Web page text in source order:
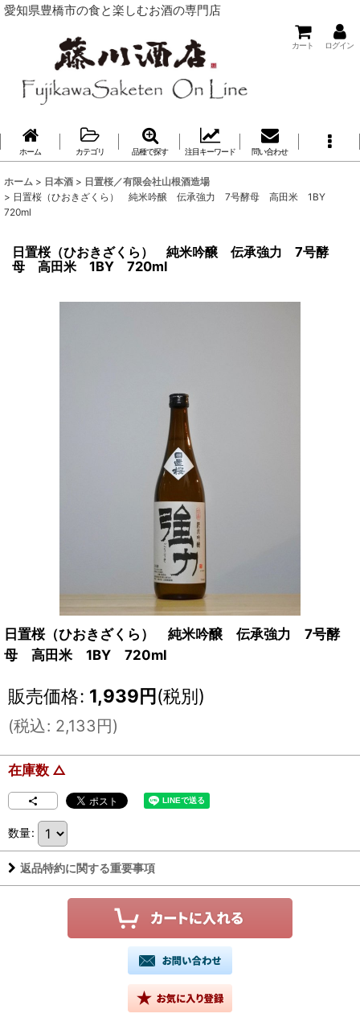
愛知県豊橋市の食と楽しむお酒の専門店
カート ログイン
ホーム カテゴリ 品種で探す 注目キーワード 問い合わせ
ホーム > 日本酒 > 日置桜／有限会社山根酒造場
> 日置桜（ひおきざくら） 純米吟醸 伝承強力 7号酵母 高田米 1BY
720ml
日置桜（ひおきざくら） 純米吟醸 伝承強力 7号酵
母 高田米 1BY 720ml
日置桜（ひおきざくら） 純米吟醸 伝承強力 7号酵
母 高田米 1BY 720ml
販売価格: 1,939円(税別)
(税込: 2,133円)
在庫数 △
数量:
返品特約に関する重要事項